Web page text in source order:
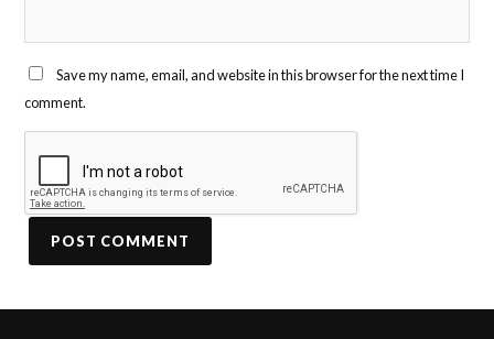
Save my name, email, and website in this browser for the next time I
comment.